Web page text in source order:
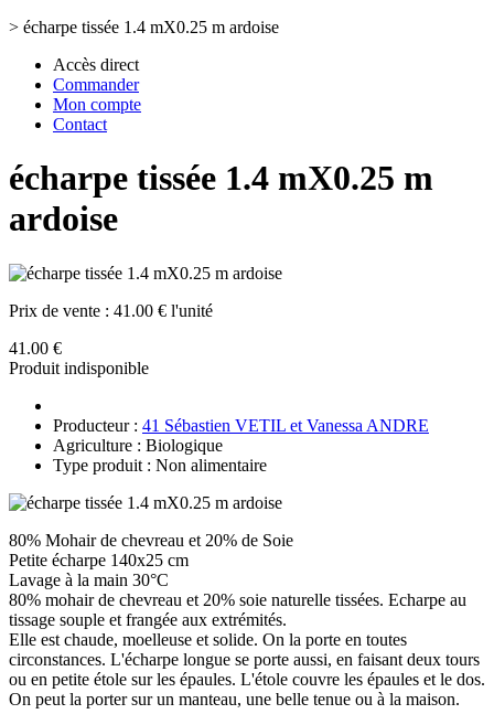
> écharpe tissée 1.4 mX0.25 m ardoise
Accès direct
Commander
Mon compte
Contact
écharpe tissée 1.4 mX0.25 m
ardoise
Prix de vente : 41.00 € l'unité
41.00 €
Produit indisponible
Producteur : 41 Sébastien VETIL et Vanessa ANDRE
Agriculture : Biologique
Type produit : Non alimentaire
80% Mohair de chevreau et 20% de Soie
Petite écharpe 140x25 cm
Lavage à la main 30°C
80% mohair de chevreau et 20% soie naturelle tissées. Echarpe au
tissage souple et frangée aux extrémités.
Elle est chaude, moelleuse et solide. On la porte en toutes
circonstances. L'écharpe longue se porte aussi, en faisant deux tours
ou en petite étole sur les épaules. L'étole couvre les épaules et le dos.
On peut la porter sur un manteau, une belle tenue ou à la maison.